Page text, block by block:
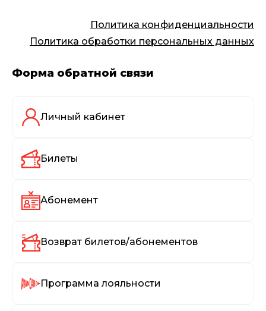
Политика конфиденциальности
Политика обработки персональных данных
Форма обратной связи
Личный кабинет
Билеты
Абонемент
Возврат билетов/абонементов
Программа лояльности